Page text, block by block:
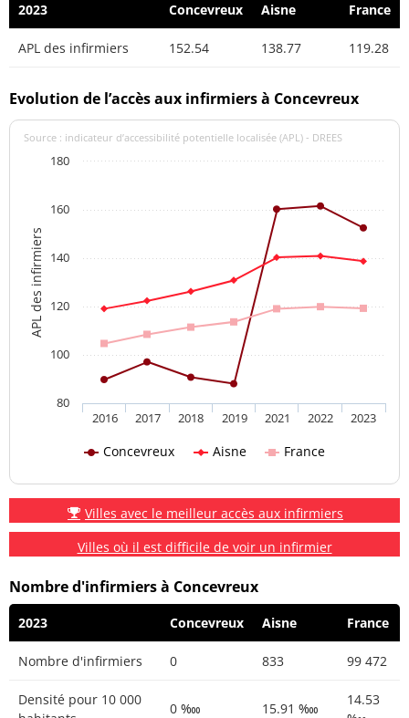
2023 Concevreux Aisne France
APL des infirmiers 152.54 138.77 119.28
Evolution de l’accès aux infirmiers à Concevreux
APL des infirmiers
Source : indicateur d’accessibilité potentielle localisée (APL) - DREES
Concevreux Aisne France
2016 2017 2018 2019 2021 2022 2023
80
100
120
140
160
180
Villes avec le meilleur accès aux infirmiers
Villes où il est difficile de voir un infirmier
Nombre d'infirmiers à Concevreux
2023 Concevreux Aisne France
Nombre d'infirmiers 0 833 99 472
Densité pour 10 000
0 ‱ 15.91 ‱
14.53